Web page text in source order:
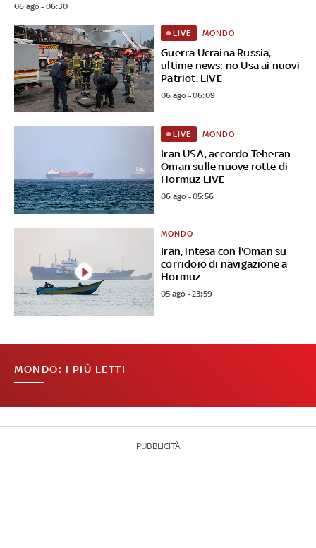
06 ago - 06:30
Guerra Ucraina Russia,
ultime news: no Usa ai nuovi
Patriot. LIVE
LIVE MONDO
06 ago - 06:09
Iran USA, accordo Teheran-
Oman sulle nuove rotte di
Hormuz LIVE
LIVE MONDO
06 ago - 05:56
Iran, intesa con l'Oman su
corridoio di navigazione a
Hormuz
MONDO
05 ago - 23:59
MONDO: I PIÙ LETTI
PUBBLICITÀ